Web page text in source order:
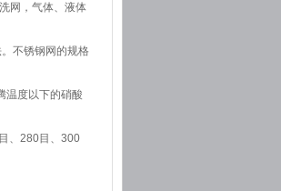
网，气体、液体
不锈钢网的规格
温度以下的硝酸
、280目、300